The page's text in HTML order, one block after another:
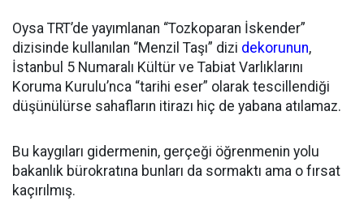
Oysa TRT’de yayımlanan “Tozkoparan İskender”
dizisinde kullanılan “Menzil Taşı” dizi dekorunun,
İstanbul 5 Numaralı Kültür ve Tabiat Varlıklarını
Koruma Kurulu’nca “tarihi eser” olarak tescillendiği
düşünülürse sahafların itirazı hiç de yabana atılamaz.
Bu kaygıları gidermenin, gerçeği öğrenmenin yolu
bakanlık bürokratına bunları da sormaktı ama o fırsat
kaçırılmış.